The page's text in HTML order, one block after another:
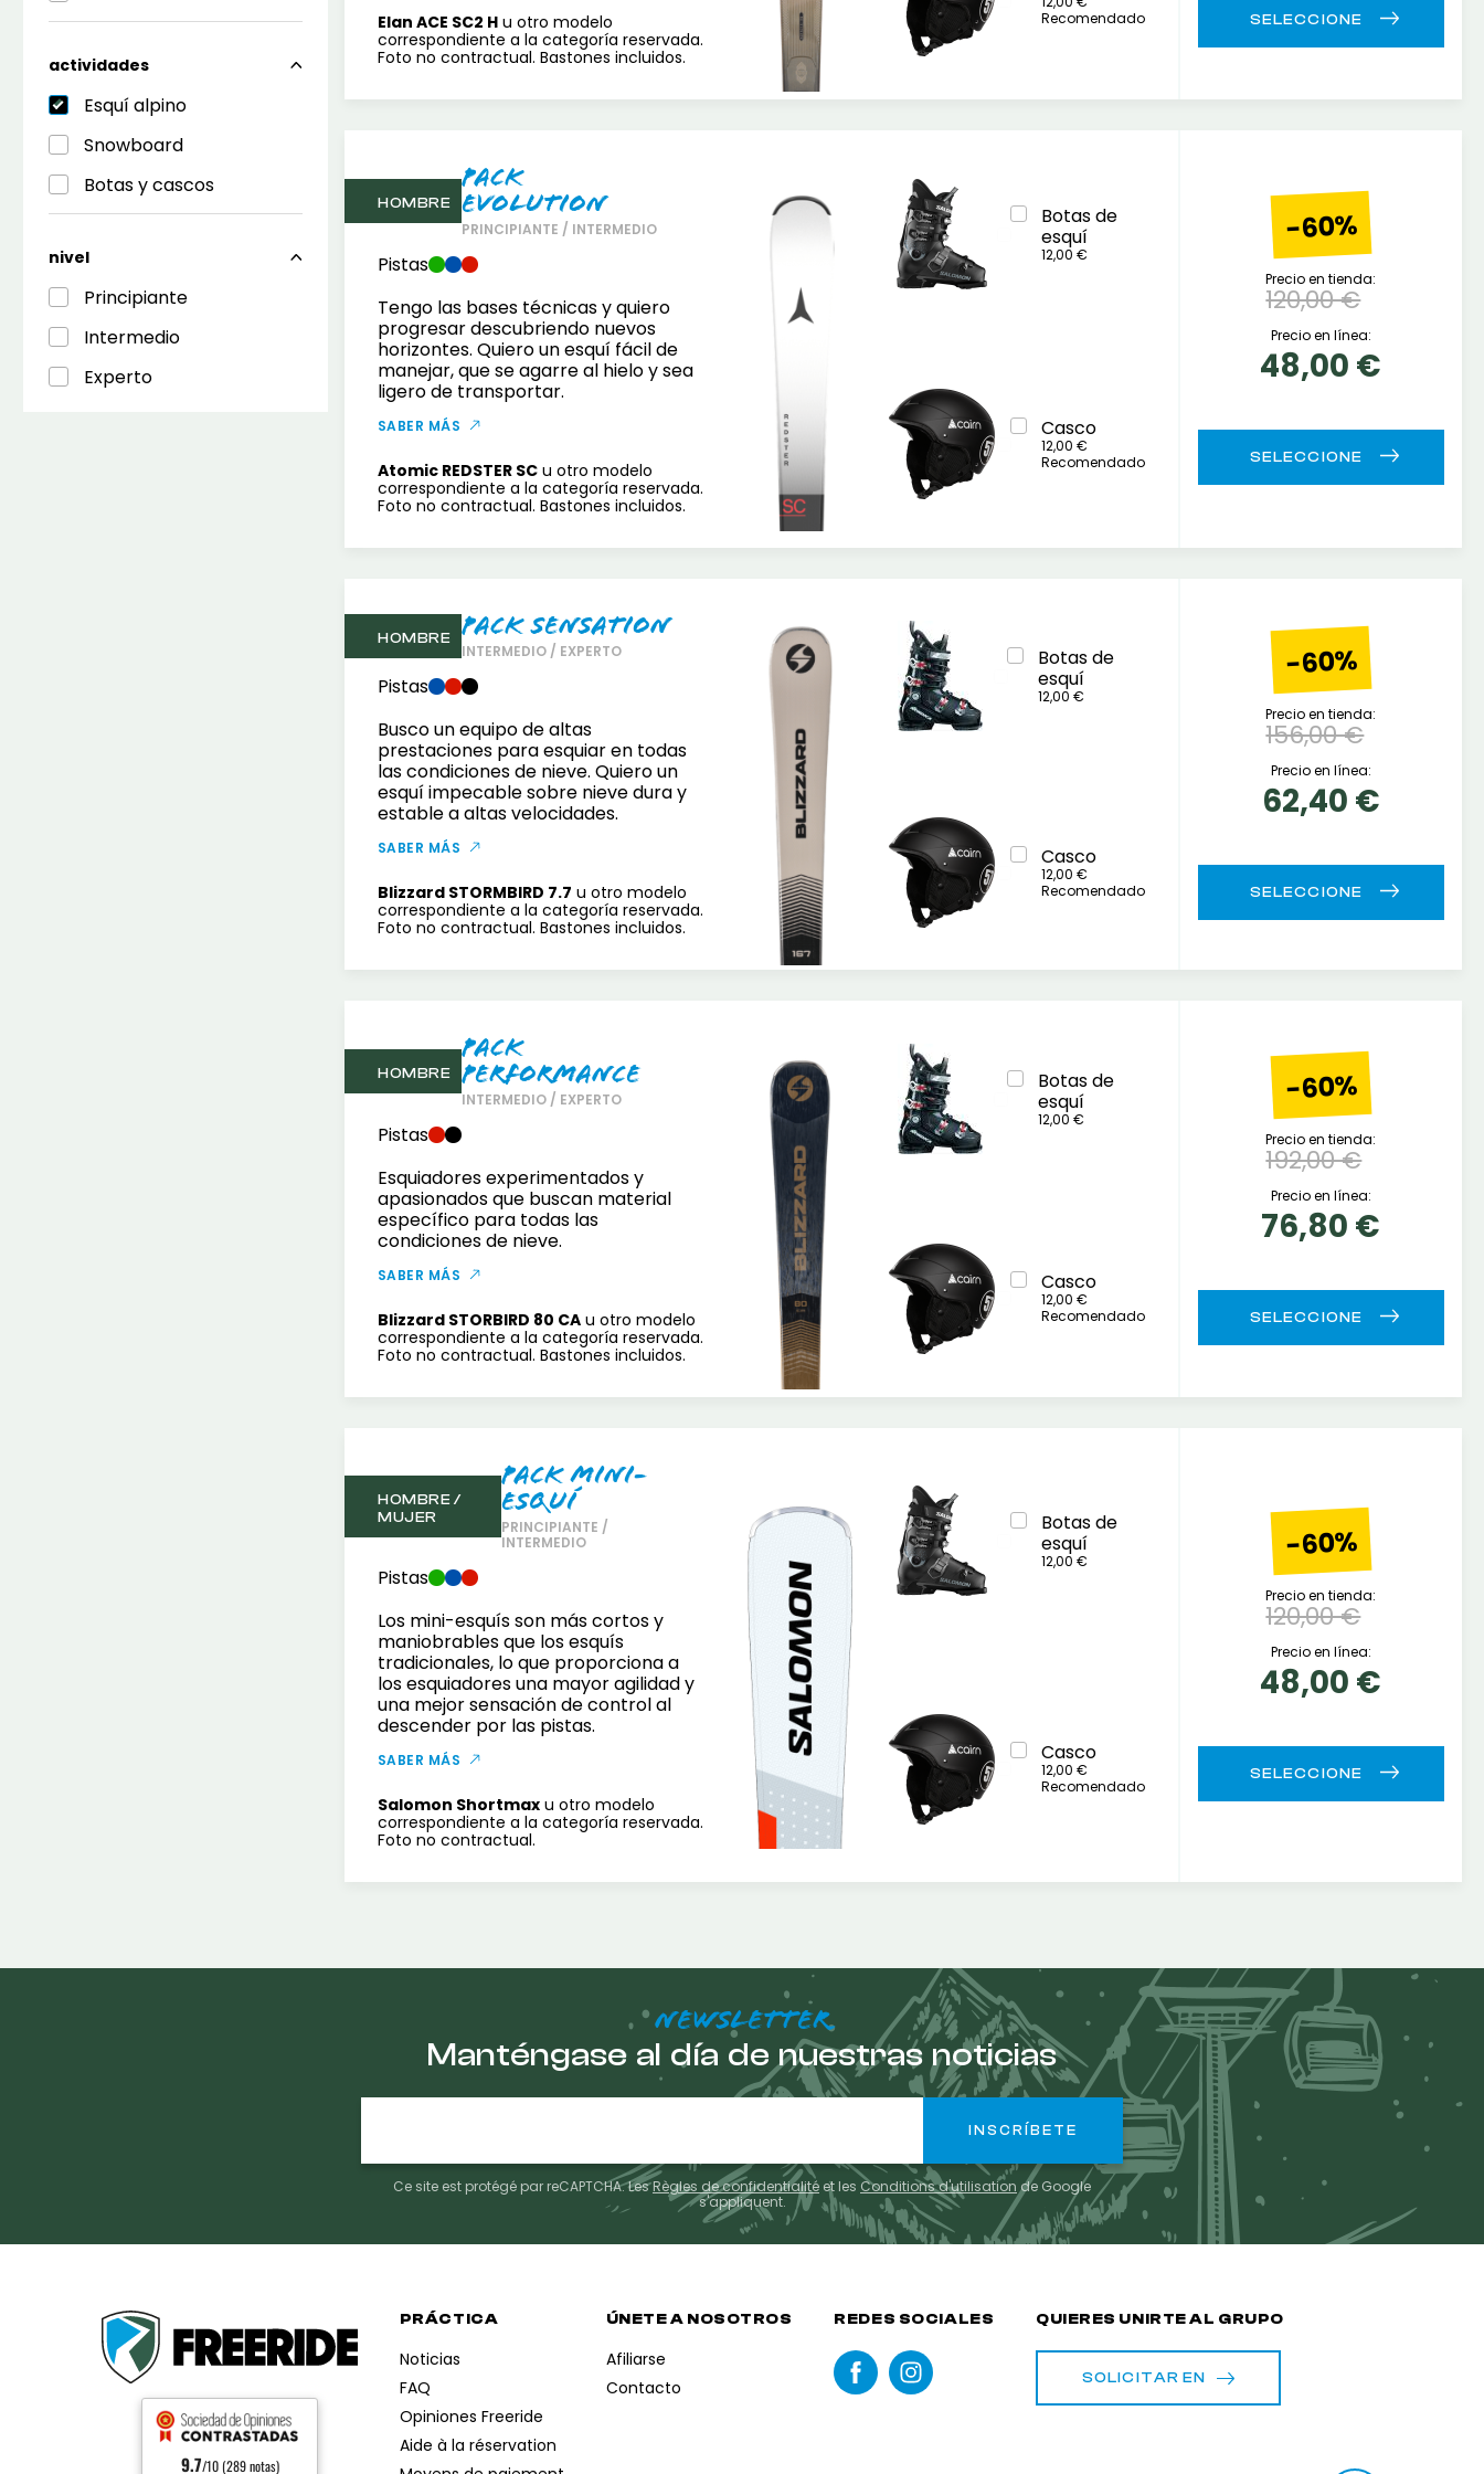
actividades
Esquí alpino
Snowboard
Botas y cascos
nivel
Principiante
Intermedio
Experto
Elan ACE SC2 H u otro modelo
correspondiente a la categoría reservada.
Foto no contractual. Bastones incluidos.
Recomendado
HOMBRE
Pack
Evolution
PRINCIPIANTE / INTERMEDIO
Pistas
Tengo las bases técnicas y quiero
progresar descubriendo nuevos
horizontes. Quiero un esquí fácil de
manejar, que se agarre al hielo y sea
ligero de transportar.
SABER MÁS
Atomic REDSTER SC u otro modelo
correspondiente a la categoría reservada.
Foto no contractual. Bastones incluidos.
Botas de
esquí
12,00 €
Casco
12,00 €
Recomendado
-60%
Precio en tienda:
120,00 €
Precio en línea:
48,00 €
HOMBRE Pack Sensation
INTERMEDIO / EXPERTO
Pistas
Busco un equipo de altas
prestaciones para esquiar en todas
las condiciones de nieve. Quiero un
esquí impecable sobre nieve dura y
estable a altas velocidades.
SABER MÁS
Blizzard STORMBIRD 7.7 u otro modelo
correspondiente a la categoría reservada.
Foto no contractual. Bastones incluidos.
Botas de
esquí
12,00 €
Casco
12,00 €
Recomendado
-60%
Precio en tienda:
156,00 €
Precio en línea:
62,40 €
HOMBRE
Pack
Performance
INTERMEDIO / EXPERTO
Pistas
Esquiadores experimentados y
apasionados que buscan material
específico para todas las
condiciones de nieve.
SABER MÁS
Blizzard STORBIRD 80 CA u otro modelo
correspondiente a la categoría reservada.
Foto no contractual. Bastones incluidos.
Botas de
esquí
12,00 €
Casco
12,00 €
Recomendado
-60%
Precio en tienda:
192,00 €
Precio en línea:
76,80 €
HOMBRE /
MUJER
Pack Mini-
esquí
PRINCIPIANTE /
INTERMEDIO
Pistas
Los mini-esquís son más cortos y
maniobrables que los esquís
tradicionales, lo que proporciona a
los esquiadores una mayor agilidad y
una mejor sensación de control al
descender por las pistas.
SABER MÁS
Salomon Shortmax u otro modelo
correspondiente a la categoría reservada.
Foto no contractual.
Botas de
esquí
12,00 €
Casco
12,00 €
Recomendado
-60%
Precio en tienda:
120,00 €
Precio en línea:
48,00 €
NEWSLETTER
Manténgase al día de nuestras noticias
Ce site est protégé par reCAPTCHA. LesRègles de confidentialité et les Conditions d'utilisation de Google
s'appliquent.
9.7/10 (289 notas)
PRÁCTICA
Noticias
FAQ
Opiniones Freeride
Aide à la réservation
ÚNETE A NOSOTROS
Afiliarse
Contacto
REDES SOCIALES QUIERES UNIRTE AL GRUPO
SOLICITAR EN